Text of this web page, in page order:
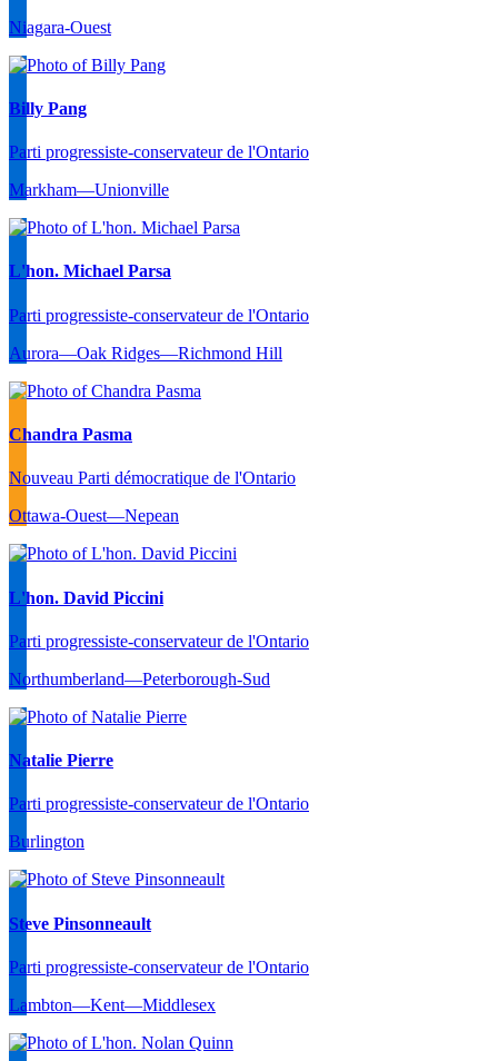
Niagara-Ouest
Billy Pang
Parti progressiste-conservateur de l'Ontario
Markham—Unionville
L'hon. Michael Parsa
Parti progressiste-conservateur de l'Ontario
Aurora—Oak Ridges—Richmond Hill
Chandra Pasma
Nouveau Parti démocratique de l'Ontario
Ottawa-Ouest—Nepean
L'hon. David Piccini
Parti progressiste-conservateur de l'Ontario
Northumberland—Peterborough-Sud
Natalie Pierre
Parti progressiste-conservateur de l'Ontario
Burlington
Steve Pinsonneault
Parti progressiste-conservateur de l'Ontario
Lambton—Kent—Middlesex